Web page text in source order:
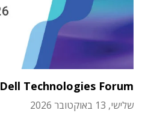
Dell Technologies Forum
שלישי, 13 באוקטובר 2026